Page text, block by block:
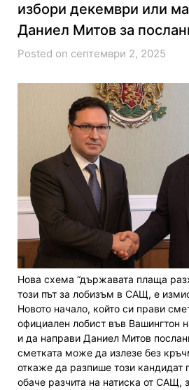
избори декември или
Даниел Митов за
Posted on септември 2, 2025
Нова схема “държавата плаща
този път за лобизъм в САЩ, е
Новото начало, който си прави
официален лобист във Вашингтон
и да направи Даниел Митов
сметката може да излезе без
откаже да разпише този кандидат
обаче разчита на натиска от САЩ,